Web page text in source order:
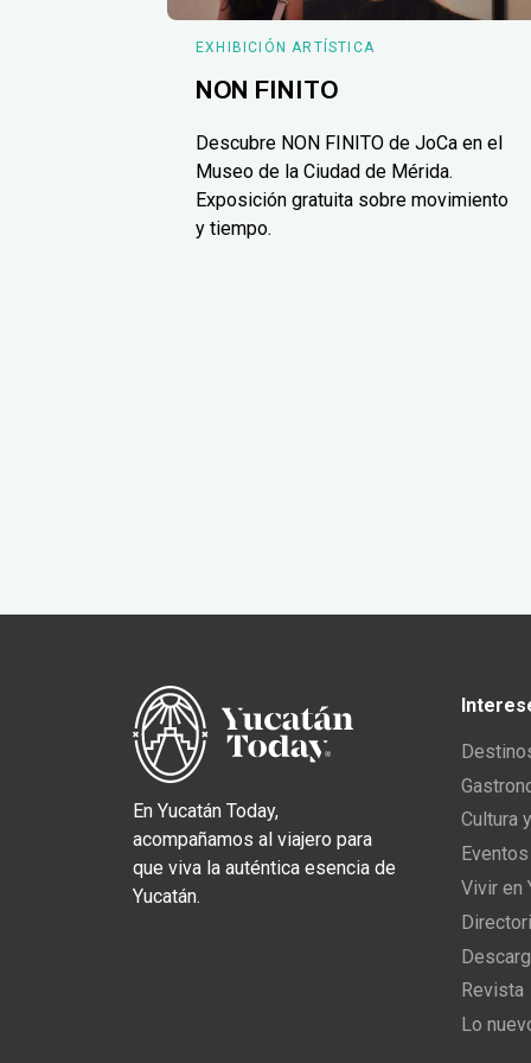
EXHIBICIÓN ARTÍSTICA
NON FINITO
Descubre NON FINITO de JoCa en el
Museo de la Ciudad de Mérida.
Exposición gratuita sobre movimiento
y tiempo.
En Yucatán Today,
acompañamos al viajero para
que viva la auténtica esencia de
Yucatán.
Cultura
Vivir en
Revista
Lo